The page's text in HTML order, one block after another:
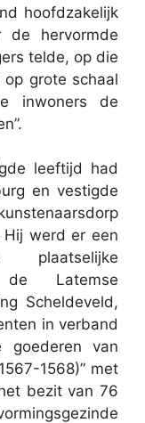
hoofdzakelijk
hervormde
telde, op die
grote schaal
inwoners de
leeftijd had
en vestigde
werd er een
de Latemse
Scheldeveld,
in verband
goederen van
1568)” met
bezit van 76